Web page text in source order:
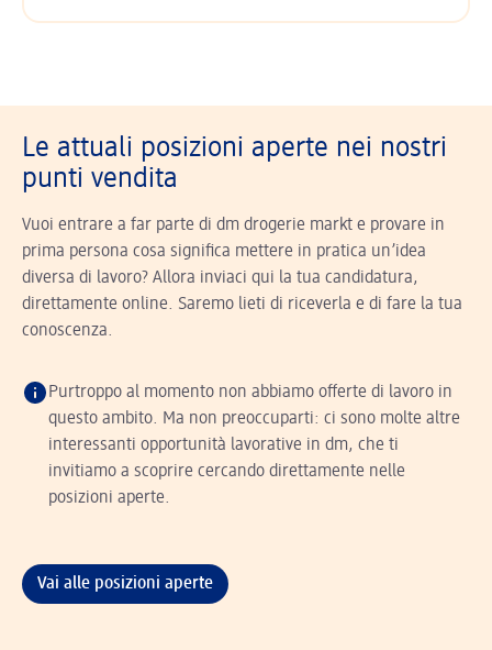
Le attuali posizioni aperte nei nostri
punti vendita
Vuoi entrare a far parte di dm drogerie markt e provare in
prima persona cosa significa mettere in pratica un’idea
diversa di lavoro? Allora inviaci qui la tua candidatura,
direttamente online. Saremo lieti di riceverla e di fare la tua
conoscenza.
Purtroppo al momento non abbiamo offerte di lavoro in
questo ambito. Ma non preoccuparti: ci sono molte altre
interessanti opportunità lavorative in dm, che ti
invitiamo a scoprire cercando direttamente nelle
posizioni aperte.
Vai alle posizioni aperte